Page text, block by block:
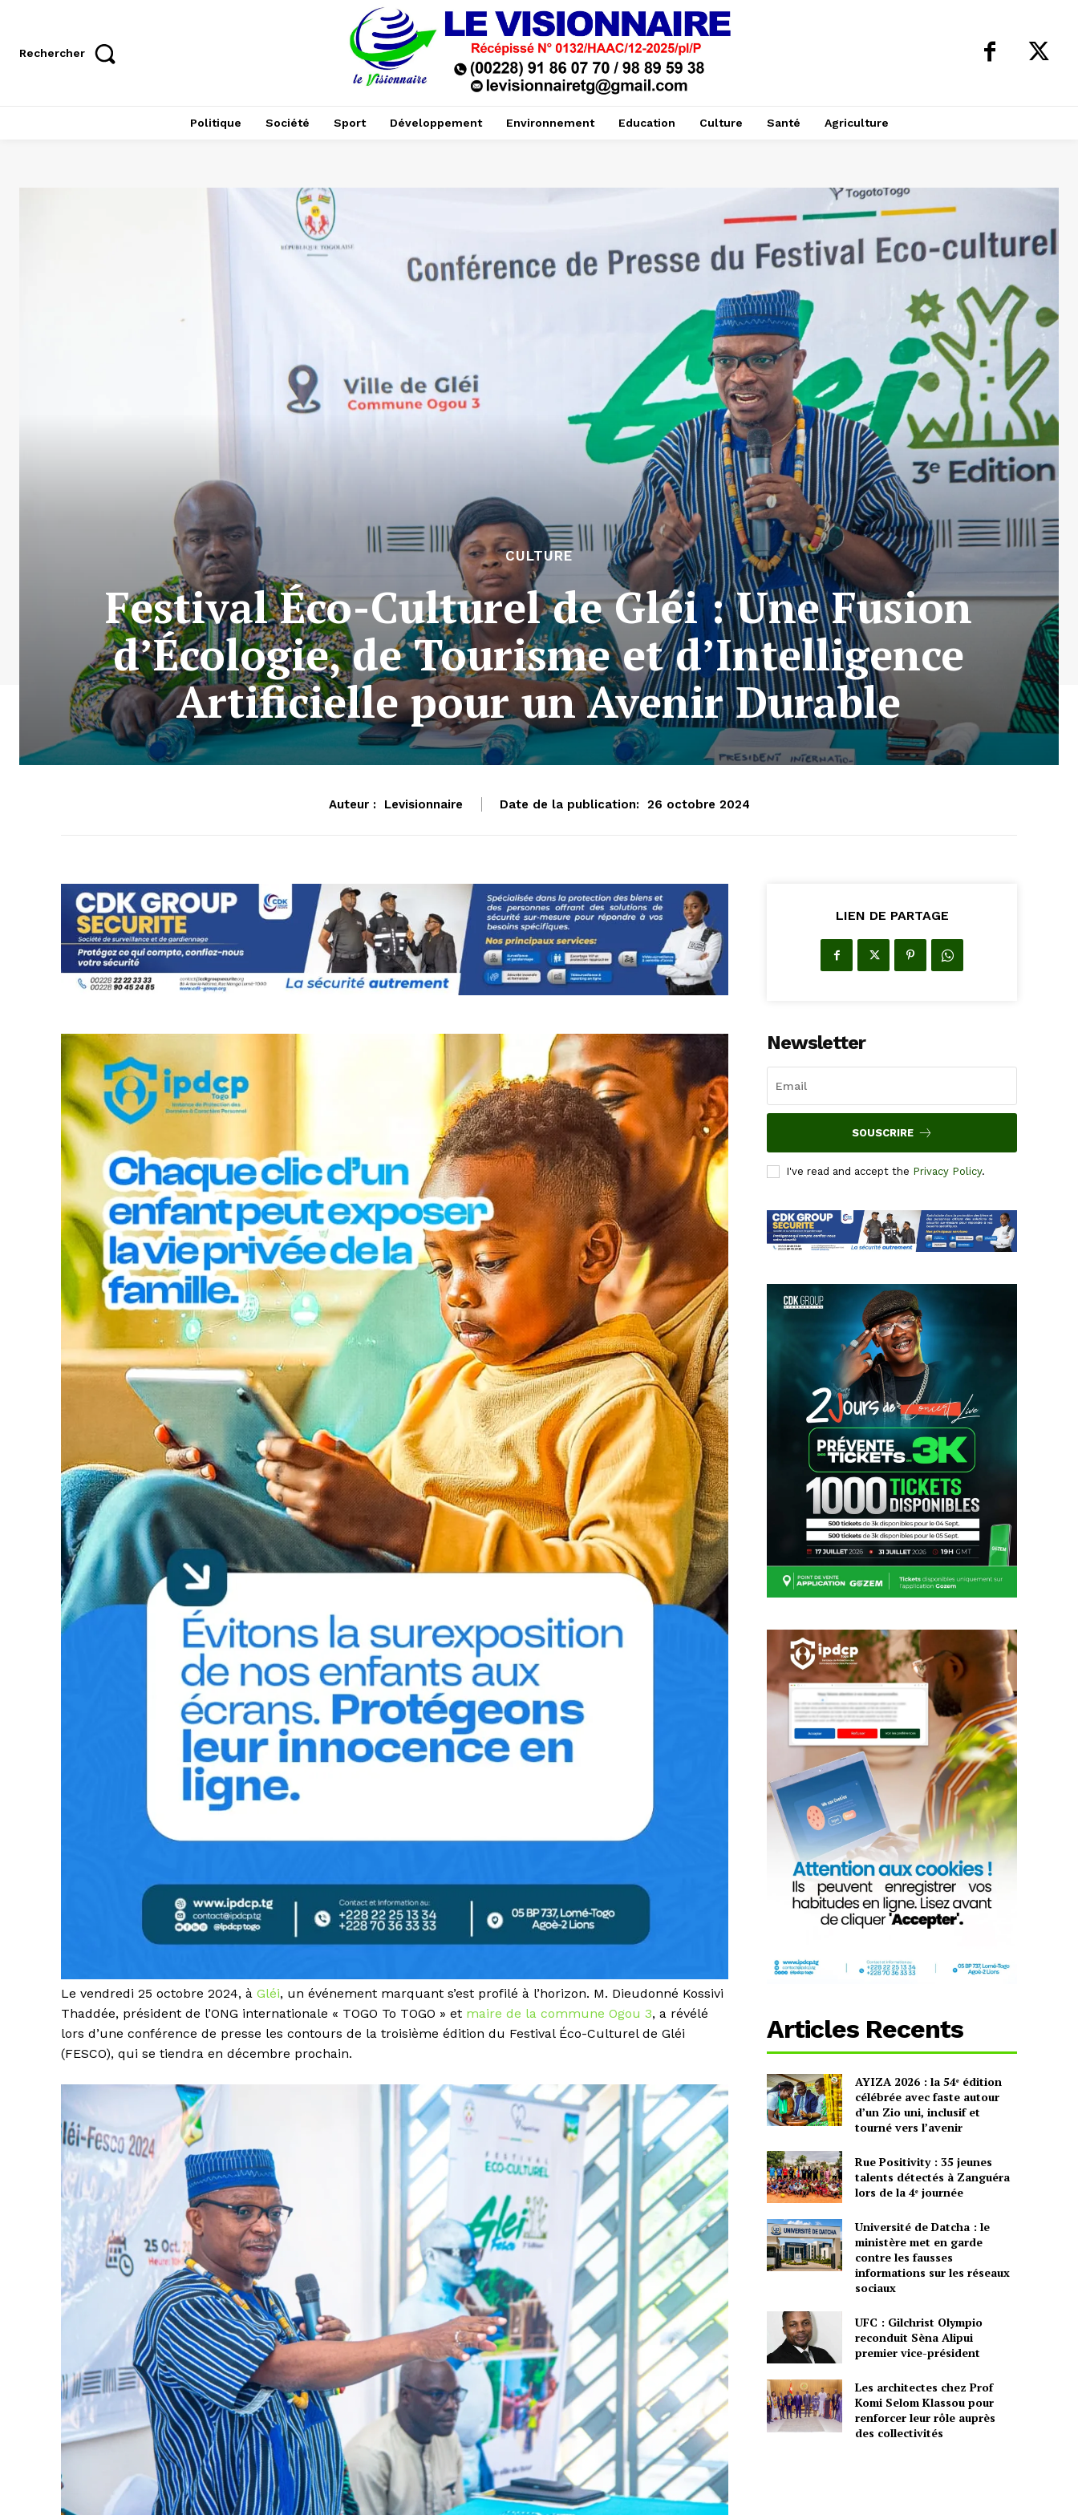
Rechercher
Politique Société Sport Développement Environnement Education Culture Santé Agriculture
CULTURE
Festival Éco-Culturel de Gléi : Une Fusion
d’Écologie, de Tourisme et d’Intelligence
Artificielle pour un Avenir Durable
Auteur : Levisionnaire Date de la publication: 26 octobre 2024
Le vendredi 25 octobre 2024, à Gléi, un événement marquant s’est profilé à l’horizon. M. Dieudonné Kossivi
Thaddée, président de l’ONG internationale « TOGO To TOGO » et maire de la commune Ogou 3, a révélé
lors d’une conférence de presse les contours de la troisième édition du Festival Éco-Culturel de Gléi
(FESCO), qui se tiendra en décembre prochain.
LIEN DE PARTAGE
Newsletter
SOUSCRIRE
I've read and accept the Privacy Policy.
Articles Recents
AYIZA 2026 : la 54ᵉ édition
célébrée avec faste autour
d’un Zio uni, inclusif et
tourné vers l’avenir
Rue Positivity : 35 jeunes
talents détectés à Zanguéra
lors de la 4ᵉ journée
Université de Datcha : le
ministère met en garde
contre les fausses
informations sur les réseaux
sociaux
UFC : Gilchrist Olympio
reconduit Sèna Alipui
premier vice-président
Les architectes chez Prof
Komi Selom Klassou pour
renforcer leur rôle auprès
des collectivités